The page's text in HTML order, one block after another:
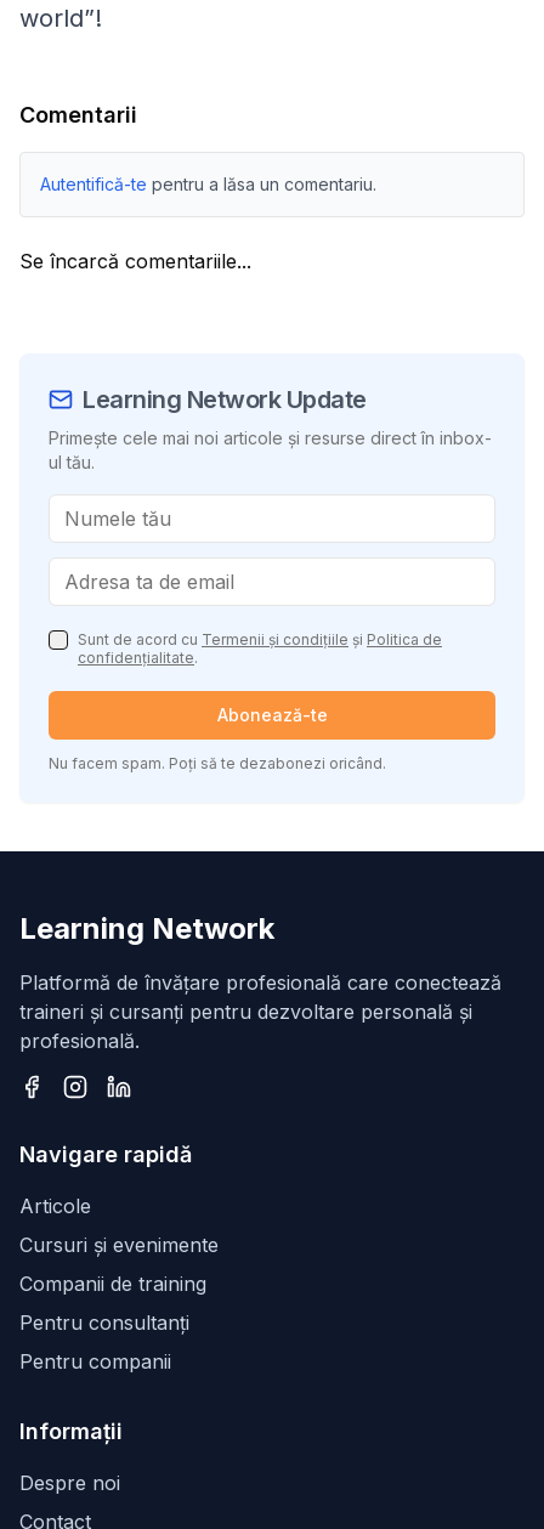
world”!
Comentarii
Autentifică-te pentru a lăsa un comentariu.
Se încarcă comentariile...
Learning Network Update
Primește cele mai noi articole și resurse direct în inbox-
ul tău.
Sunt de acord cu Termenii și condițiile și Politica de
confidențialitate.
Abonează-te
Nu facem spam. Poți să te dezabonezi oricând.
Learning Network
Platformă de învățare profesională care conectează
traineri și cursanți pentru dezvoltare personală și
profesională.
Navigare rapidă
Articole
Cursuri și evenimente
Companii de training
Pentru consultanți
Pentru companii
Informații
Despre noi
Contact